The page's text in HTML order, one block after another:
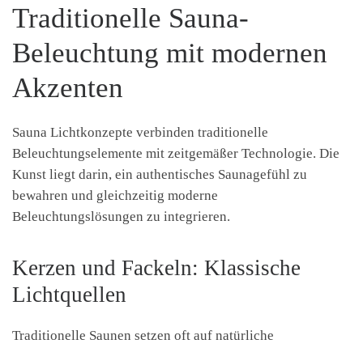
Traditionelle Sauna-
Beleuchtung mit modernen
Akzenten
Sauna Lichtkonzepte verbinden traditionelle
Beleuchtungselemente mit zeitgemäßer Technologie. Die
Kunst liegt darin, ein authentisches Saunagefühl zu
bewahren und gleichzeitig moderne
Beleuchtungslösungen zu integrieren.
Kerzen und Fackeln: Klassische
Lichtquellen
Traditionelle Saunen setzen oft auf natürliche